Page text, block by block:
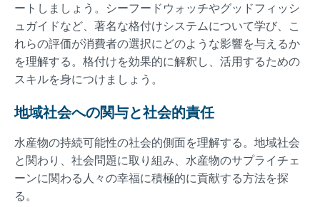
ートしましょう。シーフードウォッチやグッドフィッシ
ュガイドなど、著名な格付けシステムについて学び、こ
れらの評価が消費者の選択にどのような影響を与えるか
を理解する。格付けを効果的に解釈し、活用するための
スキルを身につけましょう。
地域社会への関与と社会的責任
水産物の持続可能性の社会的側面を理解する。地域社会
と関わり、社会問題に取り組み、水産物のサプライチェ
ーンに関わる人々の幸福に積極的に貢献する方法を探
る。